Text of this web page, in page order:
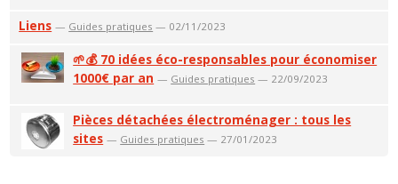
Liens — Guides pratiques — 02/11/2023
🌱💰 70 idées éco-responsables pour économiser
1000€ par an — Guides pratiques — 22/09/2023
Pièces détachées électroménager : tous les
sites — Guides pratiques — 27/01/2023